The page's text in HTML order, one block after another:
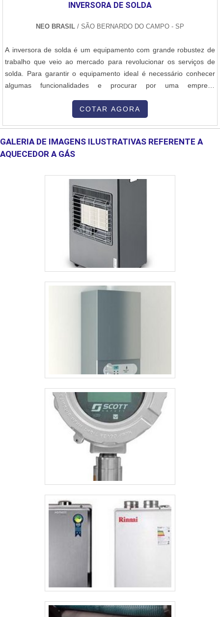
projetos de peças e queimadores especiais, adaptados de acordo
com as necessidades específicas de cada cliente.Conte com a
energética, segurança e desempenho em sua operação.
INVERSORA DE SOLDA
NEO BRASIL / SÃO BERNARDO DO CAMPO - SP
A inversora de solda é um equipamento com grande robustez de
trabalho que veio ao mercado para revolucionar os serviços de
solda. Para garantir o equipamento ideal é necessário conhecer
algumas funcionalidades e procurar por uma empresa
adequado. Inversora de solda - CaracterísticasCom grande
COTAR AGORA
GALERIA DE IMAGENS ILUSTRATIVAS REFERENTE A
AQUECEDOR A GÁS